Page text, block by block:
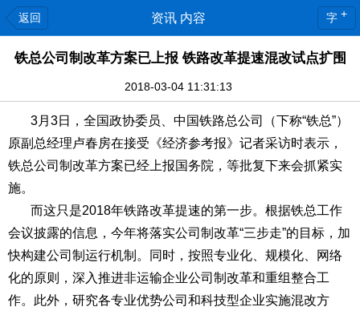
返回 资讯 内容 字 +
铁总公司制改革方案已上报 铁路改革提速混改试点扩围
2018-03-04 11:31:13
3月3日，全国政协委员、中国铁路总公司（下称“铁总”）
原副总经理卢春房在接受《经济参考报》记者采访时表示，
铁总公司制改革方案已经上报国务院，等批复下来会抓紧实
施。
而这只是2018年铁路改革提速的第一步。根据铁总工作
会议披露的信息，今年将落实公司制改革“三步走”的目标，加
快构建公司制运行机制。同时，按照专业化、规模化、网络
化的原则，深入推进非运输企业公司制改革和重组整合工
作。此外，研究各专业优势公司和科技型企业实施混改方